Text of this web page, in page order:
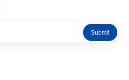
Submit